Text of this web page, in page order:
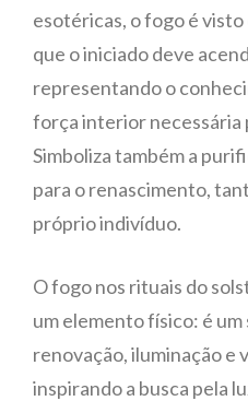
esotéricas, o fogo é
que o iniciado deve
representando o
força interior necessária
Simboliza também a
para o renascimento,
próprio indivíduo.
O fogo nos rituais do
um elemento físico: é
renovação, iluminação e
inspirando a busca pela